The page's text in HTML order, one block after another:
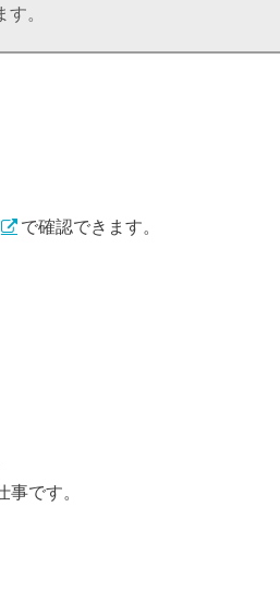
。
で確認できます。
です。